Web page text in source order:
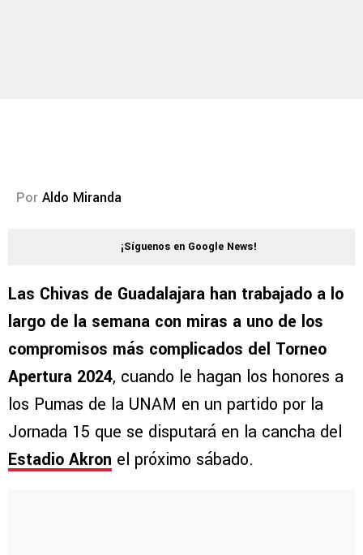
Por Aldo Miranda
¡Síguenos en Google News!
Las Chivas de Guadalajara han trabajado a lo
largo de la semana con miras a uno de los
compromisos más complicados del Torneo
Apertura 2024, cuando le hagan los honores a
los Pumas de la UNAM en un partido por la
Jornada 15 que se disputará en la cancha del
Estadio Akron el próximo sábado.